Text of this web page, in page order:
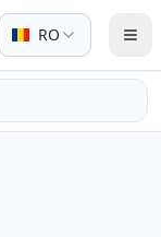
Înregistrare
la modul întunecat
RO